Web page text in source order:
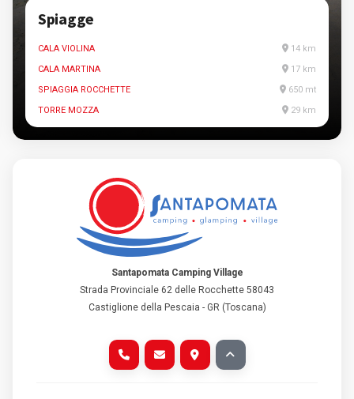
Spiagge
CALA VIOLINA
14 km
CALA MARTINA
17 km
SPIAGGIA ROCCHETTE
650 mt
TORRE MOZZA
29 km
Santapomata Camping Village
Strada Provinciale 62 delle Rocchette 58043
Castiglione della Pescaia - GR (Toscana)